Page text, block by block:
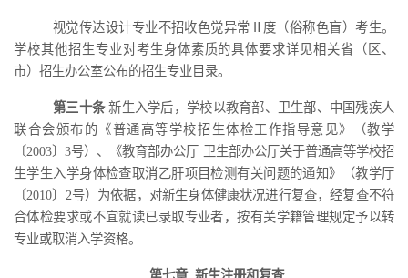
视觉传达设计专业不招收色觉异常 Ⅱ度（俗称色盲）考生。
学校其他招生专业对考生身体素质的具体要求详见相关省（区、
市）招生办公室公布的招生专业目录。
第三十条 新生入学后，学校以教育部、卫生部、中国残疾人
联合会颁布的《普通高等学校招生体检工作指导意见》（教学
〔2003〕3号）、《教育部办公厅 卫生部办公厅关于普通高等学校招
生学生入学身体检查取消乙肝项目检测有关问题的通知》（教学厅
〔2010〕2号）为依据，对新生身体健康状况进行复查，经复查不符
合体检要求或不宜就读已录取专业者，按有关学籍管理规定予以转
专业或取消入学资格。